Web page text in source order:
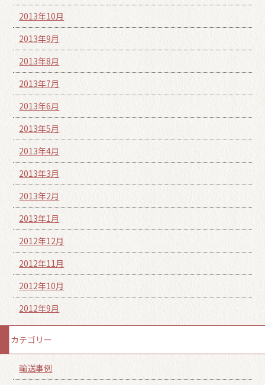
2013年10月
2013年9月
2013年8月
2013年7月
2013年6月
2013年5月
2013年4月
2013年3月
2013年2月
2013年1月
2012年12月
2012年11月
2012年10月
2012年9月
カテゴリー
輸送事例